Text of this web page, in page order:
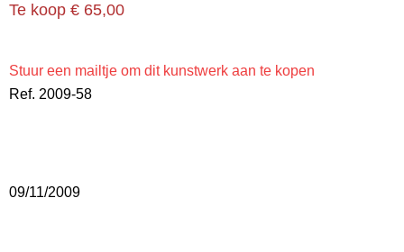
Te koop € 65,00
Stuur een mailtje om dit kunstwerk aan te kopen
Ref. 2009-58
09/11/2009